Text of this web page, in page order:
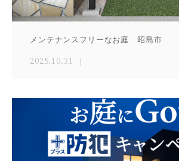
メンテナンスフリーなお庭 昭島市
2025.10.31